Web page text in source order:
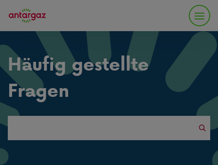
Häufig gestellte
Fragen